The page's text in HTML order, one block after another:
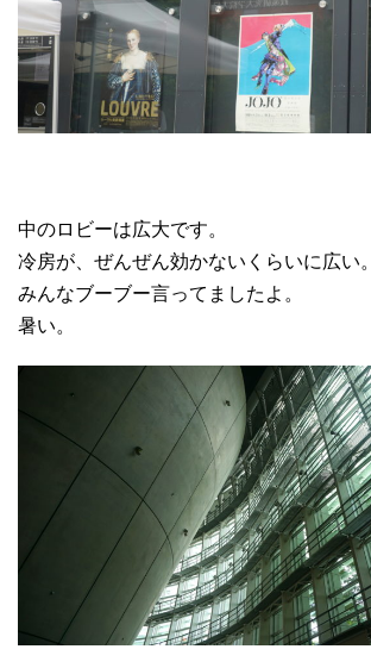
中のロビーは広大です。
冷房が、ぜんぜん効かないくらいに広い。
みんなブーブー言ってましたよ。
暑い。